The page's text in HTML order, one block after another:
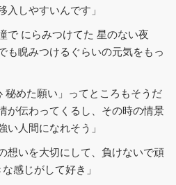
入しやすいんです」
で にらみつけてた 星のない夜
も睨みつけるぐらいの元気をもっ
秘めた願い」ってところもそうだ
が伝わってくるし、その時の情景
い人間になれそう」
想いを大切にして、負けないで頑
感じがして好き」